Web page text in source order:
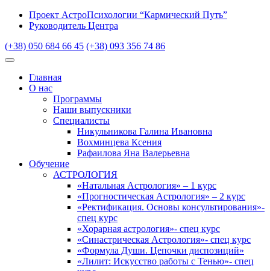
Проект АстроПсихологии “Кармический Путь”
Руководитель Центра
(+38) 050 684 66 45 (+38) 093 356 74 86
Главная
О нас
Программы
Наши выпускники
Специалисты
Никульникова Галина Ивановна
Вохминцева Ксения
Рафаилова Яна Валерьевна
Обучение
АСТРОЛОГИЯ
«Натальная Астрология» – 1 курс
«Прогностическая Астрология» – 2 курс
«Ректификация. Основы консультирования»-
спец курс
«Хорарная астрология»- спец курс
«Синастрическая Астрология»- спец курс
«Формула Души. Цепочки диспозиций»
«Лилит: Искусство работы с Тенью»- спец